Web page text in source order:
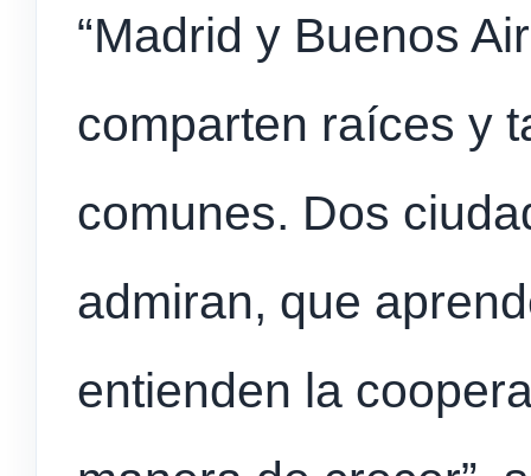
“Madrid y Buenos
comparten raíces y
comunes. Dos
admiran, que
entienden la